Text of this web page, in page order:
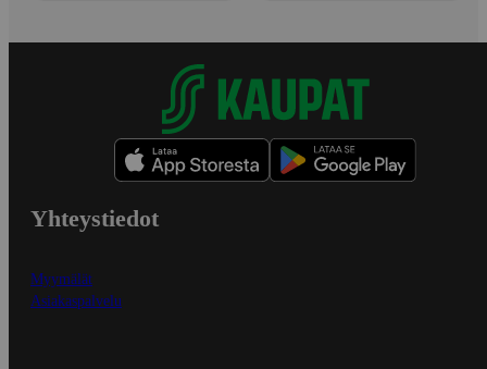
Yhteystiedot
Myymälät
Asiakaspalvelu